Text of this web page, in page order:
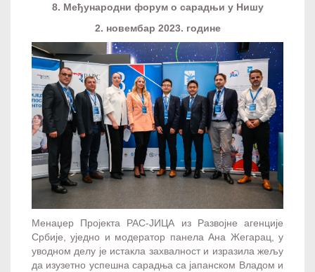
8. Међународни форум о сарадњи у Нишу
2. новембар 2023. године
Менаџер Пројекта РАС-ЈИЦА из Развојне агенције
Србије, уједно и модератор панела Ана Жегарац, у
уводном делу је истакла захвалност и изразила жељу
да изузетно успешна сарадња са јапанском Владом и